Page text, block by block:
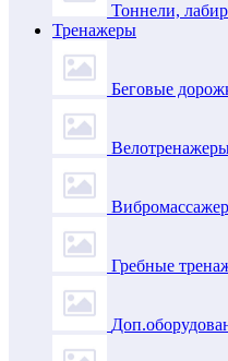
Тоннели,
Тренажеры
Беговые
Гребные